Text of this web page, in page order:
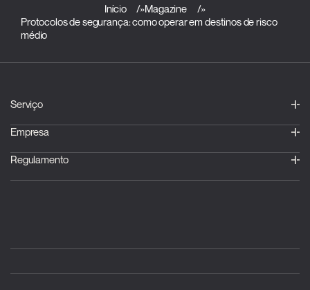
Início »Magazine
»
Protocolos de segurança: como operar em destinos de risco
médio
Serviço
Empresa
Regulamento